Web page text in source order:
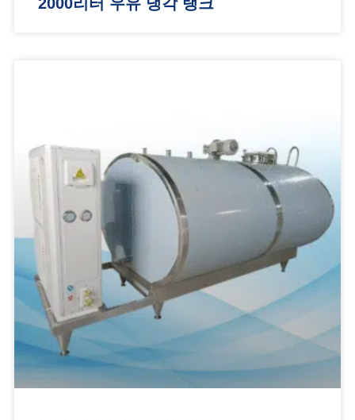
2000리터 우유 냉각 탱크